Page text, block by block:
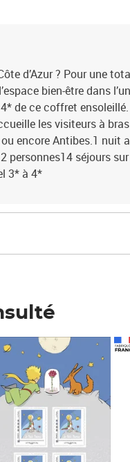
d’Azur ? Pour une
bien-être dans
de ce coffret
les visiteurs à
encore Antibes.1 nuit
personnes14 séjours
3* à 4*
HT